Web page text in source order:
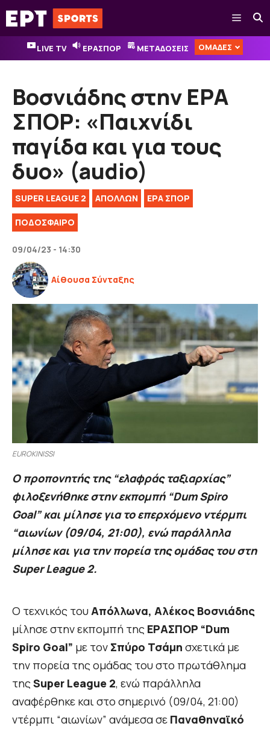
Μετάβαση
σε
περιεχόμενο
Μενού
LIVE TV ΕΡΑΣΠΟΡ ΜΕΤΑΔΟΣΕΙΣ ΟΜΑΔΕΣ
Βοσνιάδης στην ΕΡΑ
ΣΠΟΡ: «Παιχνίδι
παγίδα και για τους
δυο» (audio)
SUPER LEAGUE 2 ΑΠΟΛΛΩΝ ΕΡΑ ΣΠΟΡ
ΠΟΔΟΣΦΑΙΡΟ
09/04/23 - 14:30
Αίθουσα Σύνταξης
EUROKINISSI
Ο προπονητής της “ελαφράς ταξιαρχίας”
φιλοξενήθηκε στην εκπομπή “Dum Spiro
Goal” και μίλησε για το επερχόμενο ντέρμπι
“αιωνίων (09/04, 21:00), ενώ παράλληλα
μίλησε και για την πορεία της ομάδας του στη
Super League 2.
Ο τεχνικός του Απόλλωνα, Αλέκος Βοσνιάδης
μίλησε στην εκπομπή της ΕΡΑΣΠΟΡ “Dum
Spiro Goal” με τον Σπύρο Τσάμη σχετικά με
την πορεία της ομάδας του στο πρωτάθλημα
τηςSuper League 2, ενώ παράλληλα
αναφέρθηκε και στο σημερινό (09/04, 21:00)
ντέρμπι “αιωνίων” ανάμεσα σε Παναθηναϊκό